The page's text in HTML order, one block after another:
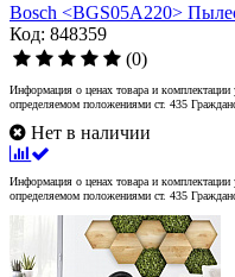
Bosch <BGS05A220>
Код: 848359
(0)
Информация о ценах товара и комплектации
определяемом положениями ст. 435
Нет в наличии
Информация о ценах товара и комплектации
определяемом положениями ст. 435